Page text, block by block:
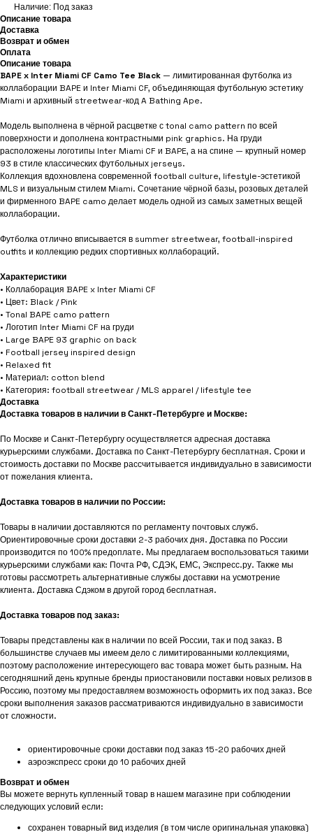
Наличие: Под заказ
Описание товара
Доставка
Возврат и обмен
Оплата
Описание товара
BAPE x Inter Miami CF Camo Tee Black — лимитированная футболка из
коллаборации BAPE и Inter Miami CF, объединяющая футбольную эстетику
Miami и архивный streetwear-код A Bathing Ape.
Модель выполнена в чёрной расцветке с tonal camo pattern по всей
поверхности и дополнена контрастными pink graphics. На груди
расположены логотипы Inter Miami CF и BAPE, а на спине — крупный номер
93 в стиле классических футбольных jerseys.
Коллекция вдохновлена современной football culture, lifestyle-эстетикой
MLS и визуальным стилем Miami. Сочетание чёрной базы, розовых деталей
и фирменного BAPE camo делает модель одной из самых заметных вещей
коллаборации.
Футболка отлично вписывается в summer streetwear, football-inspired
outfits и коллекцию редких спортивных коллабораций.
Характеристики
• Коллаборация BAPE x Inter Miami CF
• Цвет: Black / Pink
• Tonal BAPE camo pattern
• Логотип Inter Miami CF на груди
• Large BAPE 93 graphic on back
• Football jersey inspired design
• Relaxed fit
• Материал: cotton blend
• Категория: football streetwear / MLS apparel / lifestyle tee
Доставка
Доставка товаров в наличии в Санкт-Петербурге и Москве:
По Москве и Санкт-Петербургу осуществляется адресная доставка
курьерскими службами. Доставка по Санкт-Петербургу бесплатная. Сроки и
стоимость доставки по Москве рассчитывается индивидуально в зависимости
от пожелания клиента.
Доставка товаров в наличии по России:
Товары в наличии доставляются по регламенту почтовых служб.
Ориентировочные сроки доставки 2-3 рабочих дня. Доставка по России
производится по 100% предоплате. Мы предлагаем воспользоваться такими
курьерскими службами как: Почта РФ, СДЭК, ЕМС, Экспресс.ру. Также мы
готовы рассмотреть альтернативные службы доставки на усмотрение
клиента. Доставка Сдэком в другой город бесплатная.
Доставка товаров под заказ:
Товары представлены как в наличии по всей России, так и под заказ. В
большинстве случаев мы имеем дело с лимитированными коллекциями,
поэтому расположение интересующего вас товара может быть разным. На
сегодняшний день крупные бренды приостановили поставки новых релизов в
Россию, поэтому мы предоставляем возможность оформить их под заказ. Все
сроки выполнения заказов рассматриваются индивидуально в зависимости
от сложности.
ориентировочные сроки доставки под заказ 15-20 рабочих дней
аэроэкспресс сроки до 10 рабочих дней
Возврат и обмен
Вы можете вернуть купленный товар в нашем магазине при соблюдении
следующих условий если:
сохранен товарный вид изделия (в том числе оригинальная упаковка)